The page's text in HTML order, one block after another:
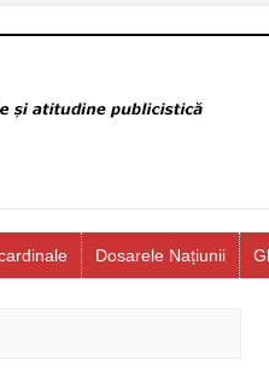
Dosarele Națiunii